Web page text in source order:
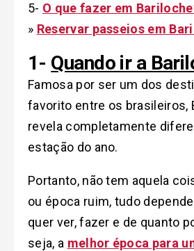
5- O que fazer em
» Reservar passeios em
1- Quando ir a
Famosa por ser um dos
favorito entre os brasileiros,
revela completamente
estação do ano.
Portanto, não tem aquela
ou época ruim, tudo
quer ver, fazer e de quanto
seja, a melhor época para